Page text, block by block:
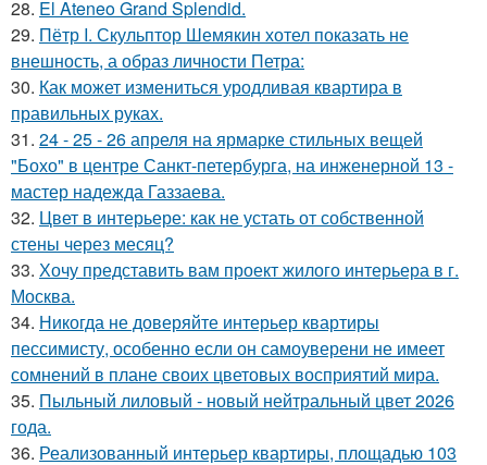
28. El Ateneo Grand Splendid.
29. Пётр I. Скульптор Шемякин хотел показать не
внешность, а образ личности Петра:
30. Как может измениться уродливая квартира в
правильных руках.
31. 24 - 25 - 26 апреля на ярмарке стильных вещей
"Бохо" в центре Санкт-петербурга, на инженерной 13 -
мастер надежда Газзаева.
32. Цвет в интерьере: как не устать от собственной
стены через месяц?
33. Хочу представить вам проект жилого интерьера в г.
Москва.
34. Никогда не доверяйте интерьер квартиры
пессимисту, особенно если он самоуверени не имеет
сомнений в плане своих цветовых восприятий мира.
35. Пыльный лиловый - новый нейтральный цвет 2026
года.
36. Реализованный интерьер квартиры, площадью 103